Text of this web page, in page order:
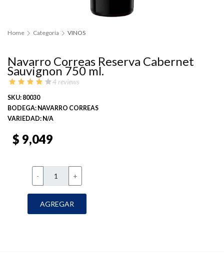
Home Categoría VINOS
Navarro Correas Reserva Cabernet
Sauvignon 750 ml.
4 reviews
SKU: 80030
BODEGA: NAVARRO CORREAS
VARIEDAD: N/A
$ 9,049
- +
AGREGAR